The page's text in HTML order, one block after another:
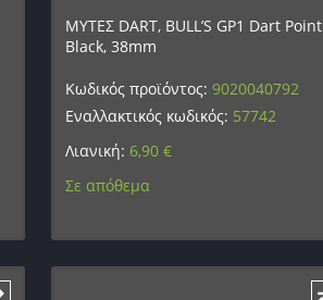
ΜΥΤΕΣ DART, BULL’S GP1 Dart Point
Black, 38mm
Κωδικός προϊόντος:9020040792
Εναλλακτικός κωδικός: 57742
Λιανική: 6,90€
Σε απόθεμα